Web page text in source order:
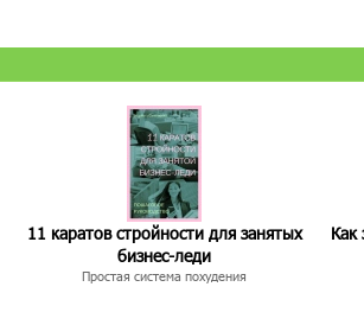
11 каратов стройности для занятых
бизнес-леди
Простая система похудения
Как